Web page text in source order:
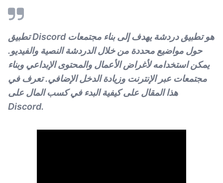
تطبيق Discord هو تطبيق دردشة يهدف إلى بناء مجتمعات
حول مواضيع محددة من خلال الدردشة النصية والفيديو.
يمكن استخدامه لأغراض الأعمال والمحتوى الإبداعي وبناء
مجتمعات عبر الإنترنت وزيادة الدخل الإضافي. تعرف في
هذا المقال على كيفية البدء في كسب المال على
Discord.